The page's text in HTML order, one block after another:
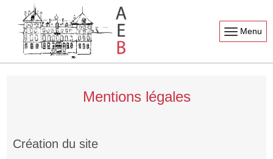
Menu
Mentions légales
Création du site